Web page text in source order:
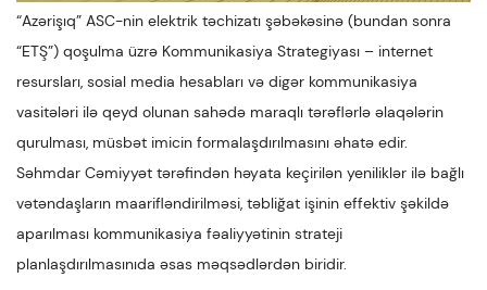
“Azərişıq” ASC-nin elektrik təchizatı şəbəkəsinə (bundan sonra
“ETŞ”) qoşulma üzrə Kommunikasiya Strategiyası – internet
resursları, sosial media hesabları və digər kommunikasiya
vasitələri ilə qeyd olunan sahədə maraqlı tərəflərlə əlaqələrin
qurulması, müsbət imicin formalaşdırılmasını əhatə edir.
Səhmdar Cəmiyyət tərəfindən həyata keçirilən yeniliklər ilə bağlı
vətəndaşların maarifləndirilməsi, təbliğat işinin effektiv şəkildə
aparılması kommunikasiya fəaliyyətinin strateji
planlaşdırılmasınıda əsas məqsədlərdən biridir.